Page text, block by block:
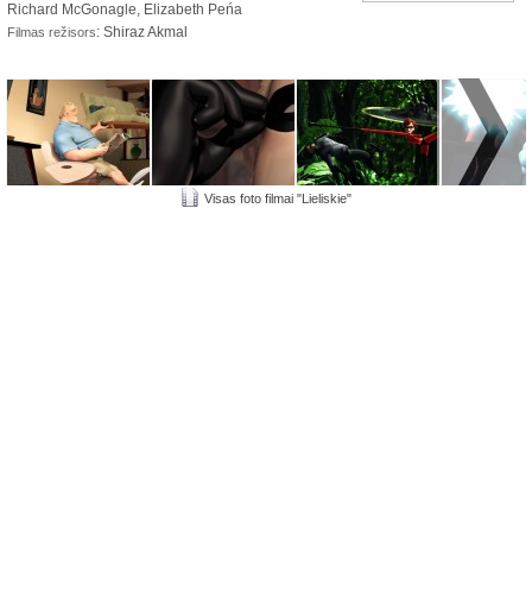
Richard McGonagle, Elizabeth Peńa
Filmas režisors: Shiraz Akmal
Visas foto filmai "Lieliskie"